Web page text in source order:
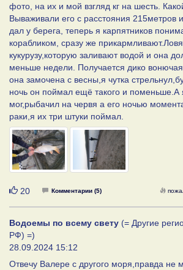
фото, на их и мой взгляд кг на шесть.
Вываживали его с расстояния 215метров
дал у берега, теперь я карпятников
корабликом, сразу же
кукурузу,которую заливают водой и она
меньше недели. Получается дико
она замочена с весны,я чутка
ночь он поймал ещё такого и поменьше.А
мог,рыбачил на червя а его ночью
раки,я их три штуки поймал.
Нравится
20 Комментарии (5)
Водоемы по всему свету (= Другие
РФ) =)
28.09.2024 15:12
Отвечу Валере с другого моря,правда не